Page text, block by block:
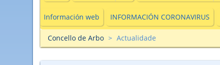
Información web INFORMACIÓN CORONAVIRUS
Concello de Arbo Actualidade